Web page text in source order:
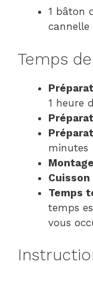
1 bâton
cannelle
Temps
1 heure
minutes
Cuisson
Temps
temps
vous